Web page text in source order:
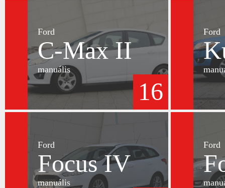
Ford
C-Max II
manuális
16
Ford
Ford
Focus IV
manuális
Ford